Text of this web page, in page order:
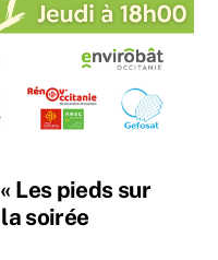
Les pieds sur
soirée